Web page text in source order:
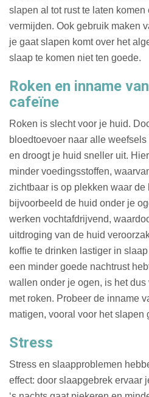
slapen al tot rust te laten
vermijden. Ook gebruik maken
je gaat slapen komt over het
slaap te komen niet ten goede.
Roken en inname
cafeïne
Roken is slecht voor je huid.
bloedtoevoer naar alle
en droogt je huid sneller uit.
minder voedingsstoffen,
zichtbaar is op plekken waar
bijvoorbeeld de huid onder je
werken vochtafdrijvend,
uitdroging van de huid
koffie te drinken lastiger in
een minder goede nachtrust
wallen onder je ogen, is het
met roken. Probeer de inname
matigen, vooral voor het slapen
Stress
Stress en slaapproblemen
effect: door slaapgebrek ervaar